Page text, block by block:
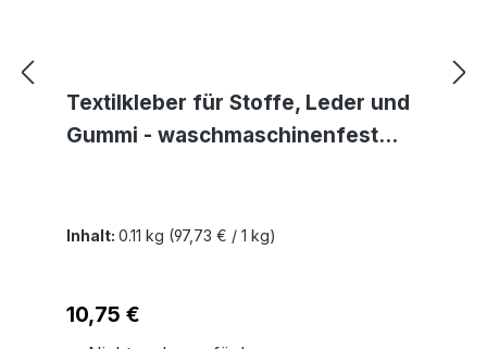
Textilkleber für Stoffe, Leder und
Gummi - waschmaschinenfest
Inhalt: 0.11 kg (97,73 € / 1 kg)
Regulärer Preis:
10,75 €